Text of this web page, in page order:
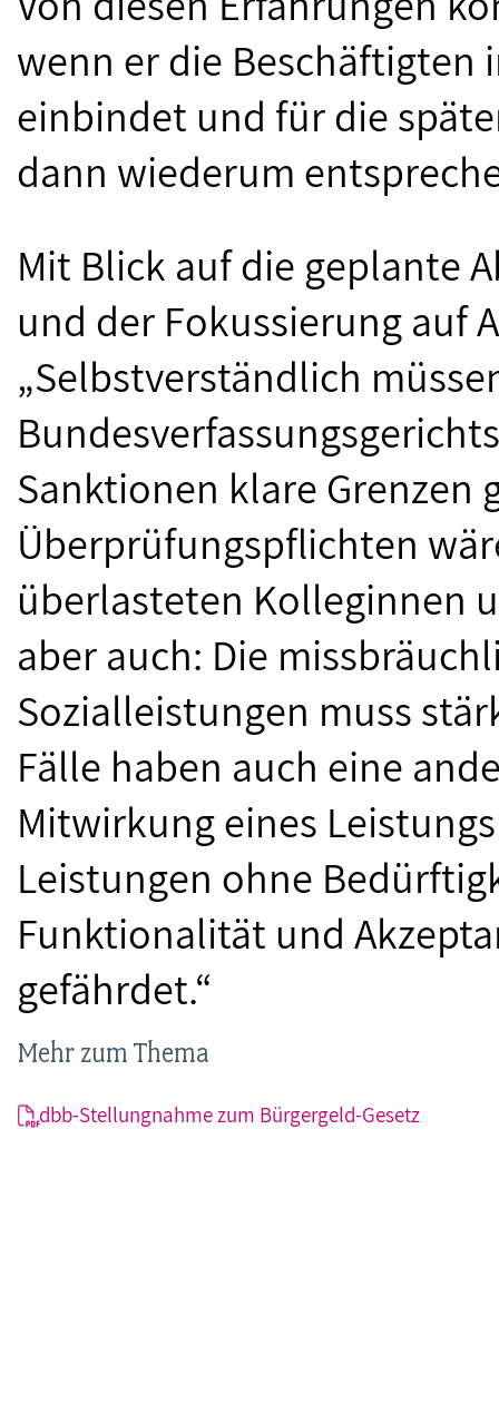
wenn er die Beschäftigten
einbindet und für die
dann wiederum
Mit Blick auf die geplante
und der Fokussierung auf
„Selbstverständlich
Sanktionen klare Grenzen
Überprüfungspflichten
überlasteten Kolleginnen
aber auch: Die
Sozialleistungen muss
Fälle haben auch eine
Mitwirkung eines
Leistungen ohne
Funktionalität und
gefährdet.“
Mehr zum Thema
dbb-Stellungnahme zum Bürgergeld-Gesetz